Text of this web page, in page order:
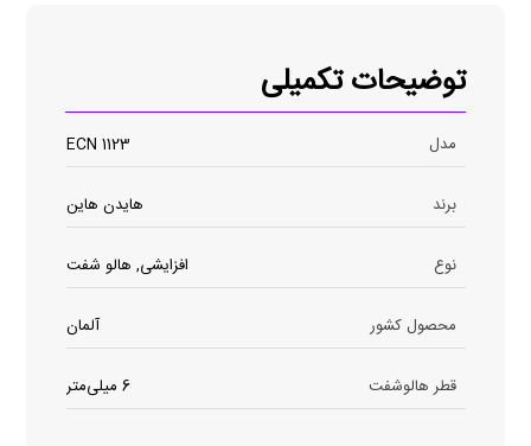
توضیحات تکمیلی
مدل ECN 1123
برند هایدن هاین
نوع افزایشی, هالو شفت
محصول کشور آلمان
قطر هالوشفت 6 میلی‌متر